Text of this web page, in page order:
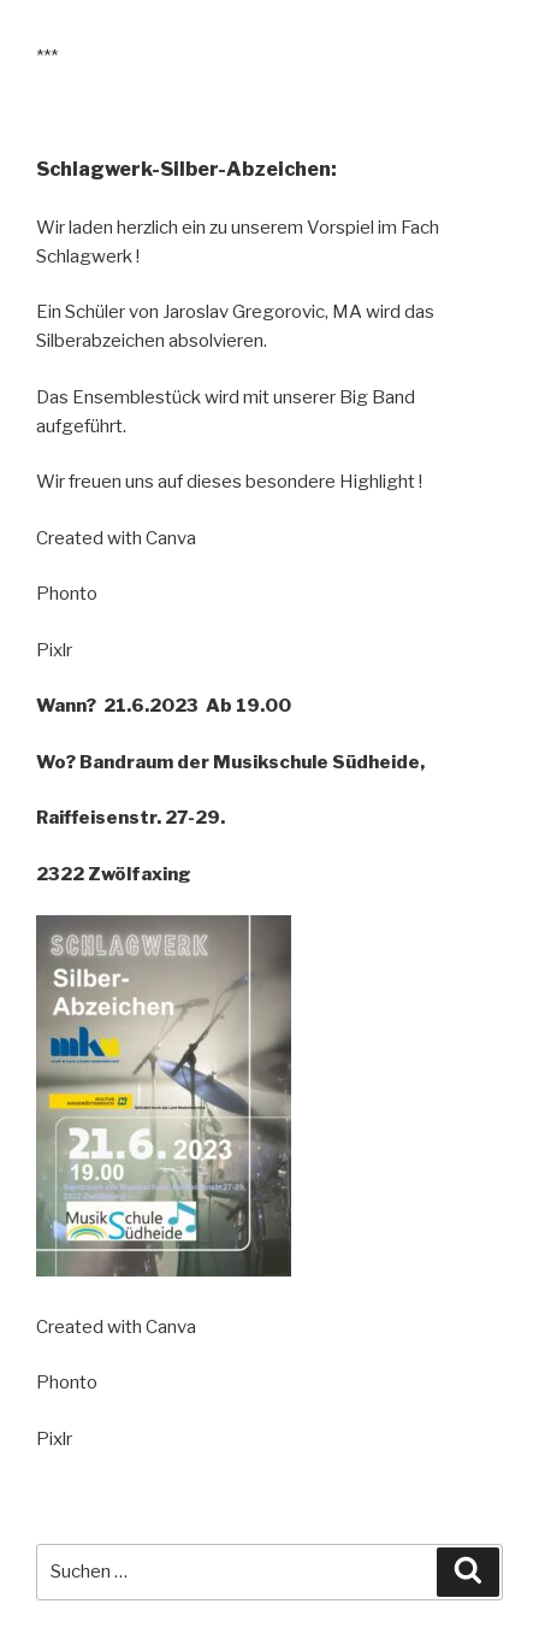
***
Schlagwerk-Silber-Abzeichen:
Wir laden herzlich ein zu unserem Vorspiel im Fach
Schlagwerk !
Ein Schüler von Jaroslav Gregorovic, MA wird das
Silberabzeichen absolvieren.
Das Ensemblestück wird mit unserer Big Band
aufgeführt.
Wir freuen uns auf dieses besondere Highlight !
Created with Canva
Phonto
Pixlr
Wann? 21.6.2023 Ab 19.00
Wo? Bandraum der Musikschule Südheide,
Raiffeisenstr. 27-29.
2322 Zwölfaxing
Created with Canva
Phonto
Pixlr